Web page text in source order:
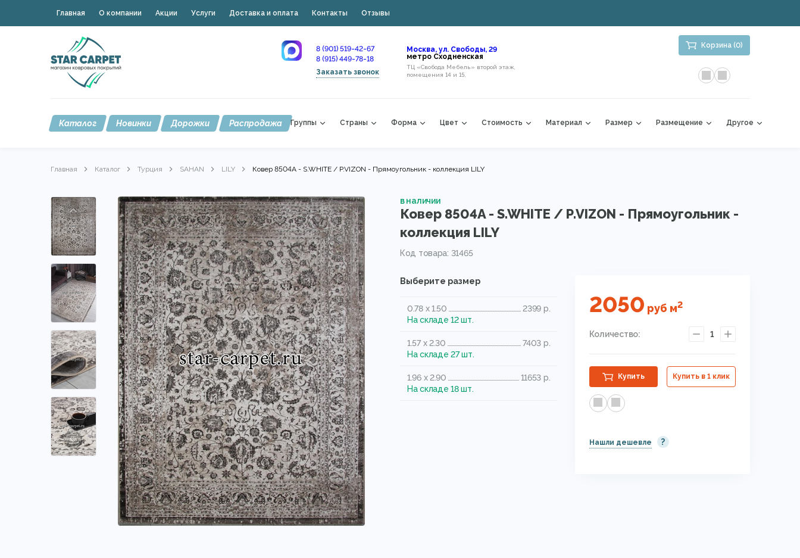
Главная О компании Акции Услуги Доставка и оплата Контакты Отзывы
8 (901) 519-42-67
8 (915) 449-78-18
Заказать звонок
Москва, ул. Свободы, 29
метро Сходненская
ТЦ «Свобода Мебель» второй этаж,
помещения 14 и 15,
Корзина (0)
Каталог Новинки Дорожки Распродажа Группы Страны Форма Цвет Стоимость Материал Размер Размещение Другое
Главная Каталог Турция SAHAN LILY Ковер 8504A - S.WHITE / P.VIZON - Прямоугольник - коллекция LILY
в наличии
Ковер 8504A - S.WHITE / P.VIZON - Прямоугольник -
коллекция LILY
Код товара: 31465
Выберите размер
0.78 x 1.50
2399 р.
На складе 12 шт.
1.57 x 2.30
7403 р.
На складе 27 шт.
1.96 x 2.90
11653 р.
На складе 18 шт.
2050 руб м2
Количество: 1
Купить Купить в 1 клик
Нашли дешевле ?